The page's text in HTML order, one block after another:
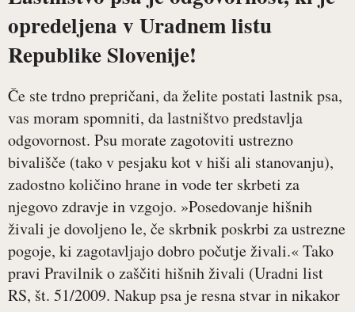
opredeljena v Uradnem listu
Republike Slovenije!
Če ste trdno prepričani, da želite postati lastnik psa,
vas moram spomniti, da lastništvo predstavlja
odgovornost. Psu morate zagotoviti ustrezno
bivališče (tako v pesjaku kot v hiši ali stanovanju),
zadostno količino hrane in vode ter skrbeti za
njegovo zdravje in vzgojo. »Posedovanje hišnih
živali je dovoljeno le, če skrbnik poskrbi za ustrezne
pogoje, ki zagotavljajo dobro počutje živali.« Tako
pravi Pravilnik o zaščiti hišnih živali (Uradni list
RS, št. 51/2009. Nakup psa je resna stvar in nikakor